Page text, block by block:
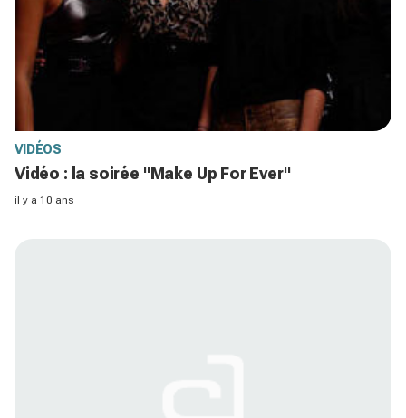
VIDÉOS
Vidéo : la soirée "Make Up For Ever"
il y a 10 ans